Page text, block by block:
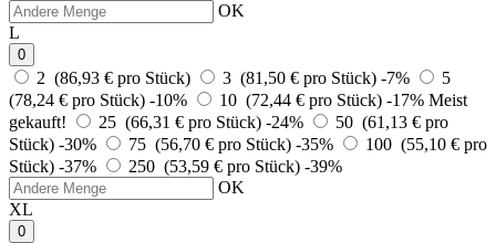
OK
L
0
2 (86,93 € pro Stück) 3 (81,50 € pro Stück) -7%
5
(78,24 € pro Stück) -10% 10 (72,44 € pro Stück) -17% Meist
gekauft!
25 (66,31 € pro Stück) -24%
50 (61,13 € pro
Stück) -30% 75 (56,70 € pro Stück) -35%
100 (55,10 € pro
Stück) -37% 250 (53,59 € pro Stück) -39%
OK
XL
0